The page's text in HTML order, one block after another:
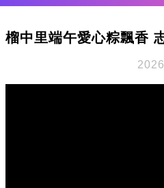
榴中里端午愛心粽飄香